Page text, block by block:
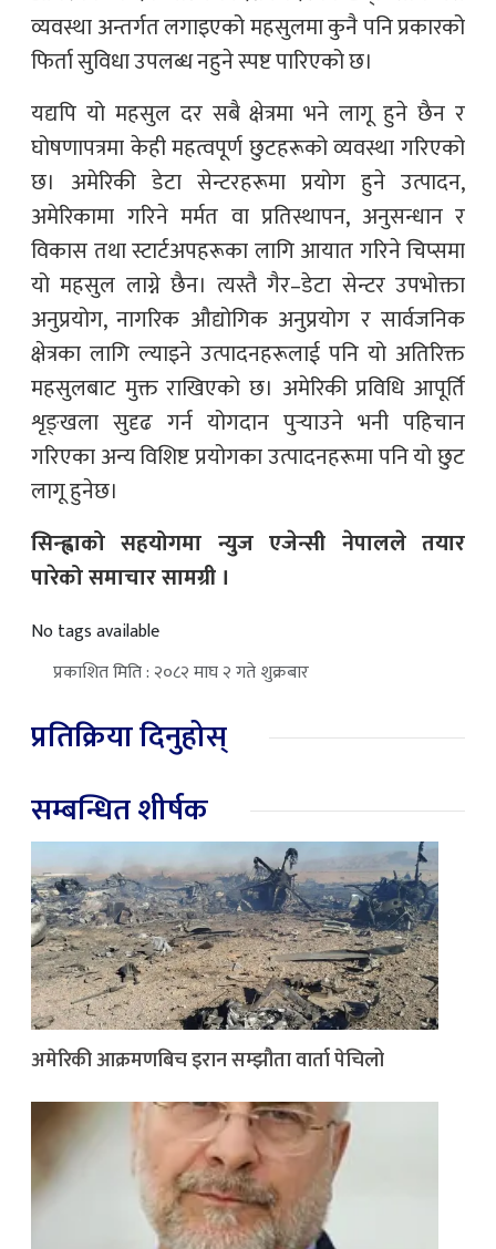
व्यवस्था अन्तर्गत लगाइएको महसुलमा कुनै पनि प्रकारको
फिर्ता सुविधा उपलब्ध नहुने स्पष्ट पारिएको छ।
यद्यपि यो महसुल दर सबै क्षेत्रमा भने लागू हुने छैन र
घोषणापत्रमा केही महत्वपूर्ण छुटहरूको व्यवस्था गरिएको
छ। अमेरिकी डेटा सेन्टरहरूमा प्रयोग हुने उत्पादन,
अमेरिकामा गरिने मर्मत वा प्रतिस्थापन, अनुसन्धान र
विकास तथा स्टार्टअपहरूका लागि आयात गरिने चिप्समा
यो महसुल लाग्ने छैन। त्यस्तै गैर–डेटा सेन्टर उपभोक्ता
अनुप्रयोग, नागरिक औद्योगिक अनुप्रयोग र सार्वजनिक
क्षेत्रका लागि ल्याइने उत्पादनहरूलाई पनि यो अतिरिक्त
महसुलबाट मुक्त राखिएको छ। अमेरिकी प्रविधि आपूर्ति
शृङ्खला सुदृढ गर्न योगदान पुर्‍याउने भनी पहिचान
गरिएका अन्य विशिष्ट प्रयोगका उत्पादनहरूमा पनि यो छुट
लागू हुनेछ।
सिन्ह्वाको सहयोगमा न्युज एजेन्सी नेपालले तयार
पारेको समाचार सामग्री ।
No tags available
प्रकाशित मिति : २०८२ माघ २ गते शुक्रबार
प्रतिक्रिया दिनुहोस्
सम्बन्धित शीर्षक
अमेरिकी आक्रमणबिच इरान सम्झौता वार्ता पेचिलो